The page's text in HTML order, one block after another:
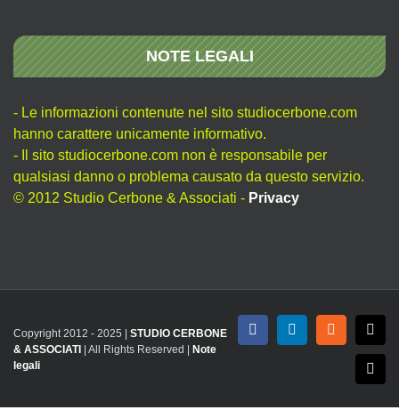
NOTE LEGALI
- Le informazioni contenute nel sito studiocerbone.com
hanno carattere unicamente informativo.
- Il sito studiocerbone.com non è responsabile per
qualsiasi danno o problema causato da questo servizio.
© 2012 Studio Cerbone & Associati - Privacy
Copyright 2012 - 2025 | STUDIO CERBONE
& ASSOCIATI
| All Rights Reserved |
Note
legali
FacebookLinkedInRss X